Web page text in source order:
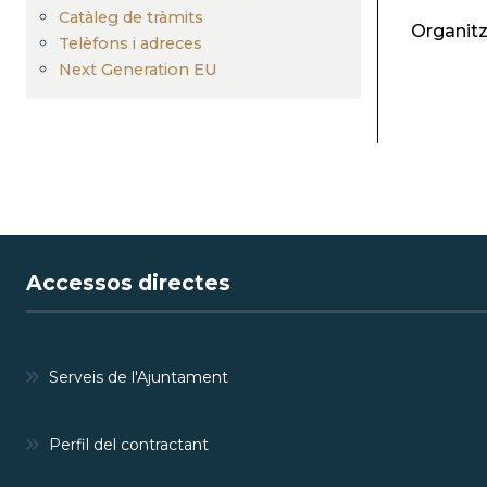
Catàleg de tràmits
Telèfons i adreces
Next Generation EU
Accessos directes
Serveis de l'Ajuntament
Perfil del contractant